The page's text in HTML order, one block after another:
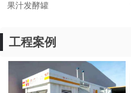
果汁发酵罐
工程案例